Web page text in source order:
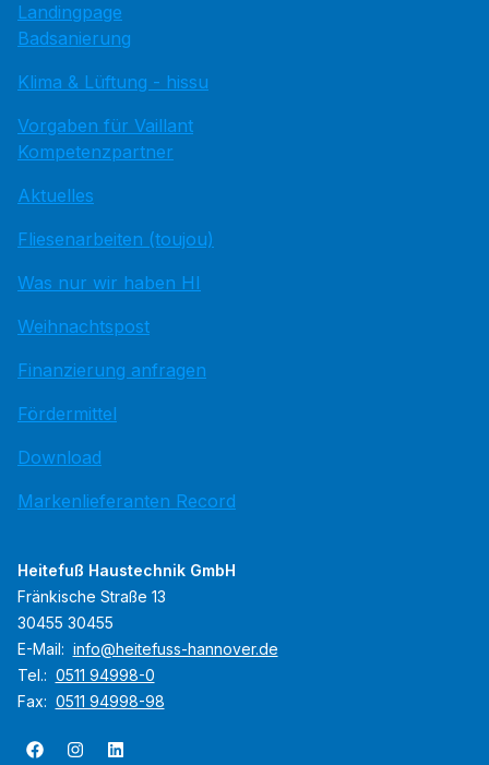
Landingpage
Badsanierung
Klima & Lüftung - hissu
Vorgaben für Vaillant
Kompetenzpartner
Aktuelles
Fliesenarbeiten (toujou)
Was nur wir haben HI
Weihnachtspost
Finanzierung anfragen
Fördermittel
Download
Markenlieferanten Record
Heitefuß Haustechnik GmbH
Fränkische Straße 13
30455 30455
E-Mail: info@heitefuss-hannover.de
Tel.: 0511 94998-0
Fax: 0511 94998-98